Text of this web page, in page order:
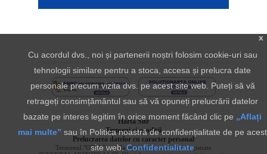
Harta Site
Termeni si conditii
Prelucrarea datelor cu caracter personal
Termenul "OPEL" si sigla aferenta sunt marci inregistrate
x
Cu acordul dvs., noi și partenerii noștri folosim cookie-uri sau
tehnologii similare pentru a stoca, accesa și prelucra date
personale precum vizita dvs. pe acest site web. Puteți să vă
retrageți consimțământul sau să vă opuneți prelucrării datelor
bazate pe interes legitim în orice moment făcând clic pe „Aflați
mai multe” sau în Politica noastră de confidențialitate de pe acest
site web.Confidentialitate